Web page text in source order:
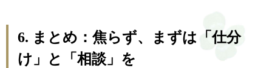
6. まとめ：焦らず、まずは「仕分
け」と「相談」を